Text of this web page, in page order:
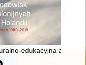
społeczno-
edukacyjna